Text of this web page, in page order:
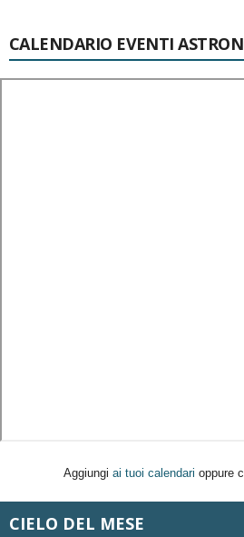
CALENDARIO EVENTI
Aggiungi ai tuoi calendari oppure
CIELO DEL MESE